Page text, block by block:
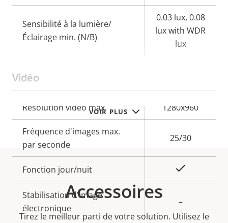
VOIR PLUS
Sensibilité à la lumière/
Éclairage min. (N/B)
0.03 lux, 0.08
lux with WDR
lux
Vidéo
Description
de la
propriété
Valeur de
la
propriété
Résolution vidéo max. 1280x960
Fréquence d'images max.
par seconde
25/30
Fonction jour/nuit
Stabilisation d'image
électronique
–
Accessoires
Tirez le meilleur parti de votre solution. Utilisez le